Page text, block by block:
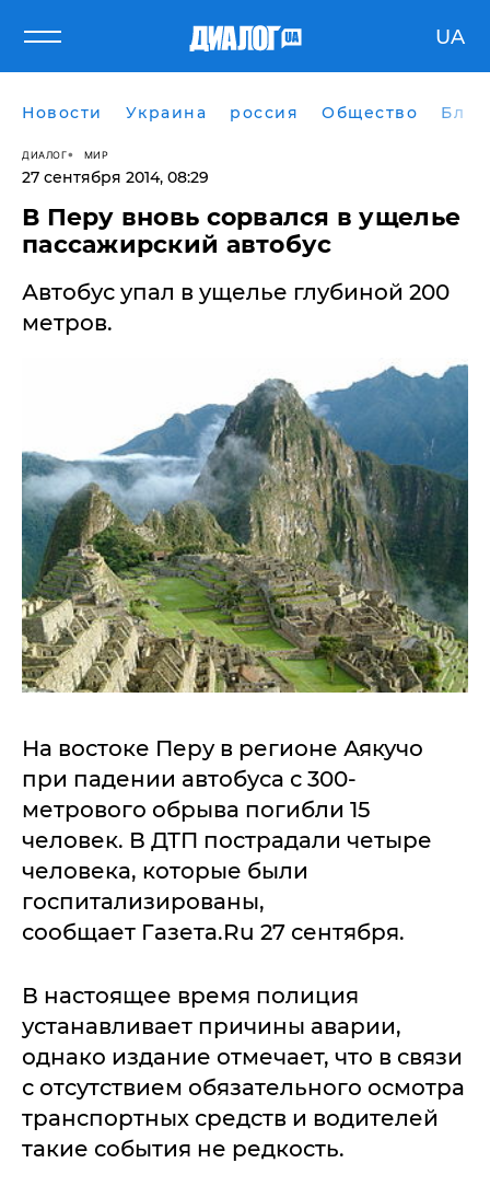
UA
Новости Украина россия Общество
ДИАЛОГ МИР
27 сентября 2014, 08:29
В Перу вновь сорвался в ущелье
пассажирский автобус
Автобус упал в ущелье глубиной 200
метров.
На востоке Перу в регионе Аякучо
при падении автобуса с 300-
метрового обрыва погибли 15
человек. В ДТП пострадали четыре
человека, которые были
госпитализированы,
сообщает Газета.Ru 27 сентября.
В настоящее время полиция
устанавливает причины аварии,
однако издание отмечает, что в связи
с отсутствием обязательного осмотра
транспортных средств и водителей
такие события не редкость.